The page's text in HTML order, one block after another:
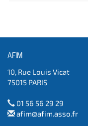
AFIM
10, Rue Louis Vicat
75015 PARIS
01 56 56 29 29
afim@afim.asso.fr